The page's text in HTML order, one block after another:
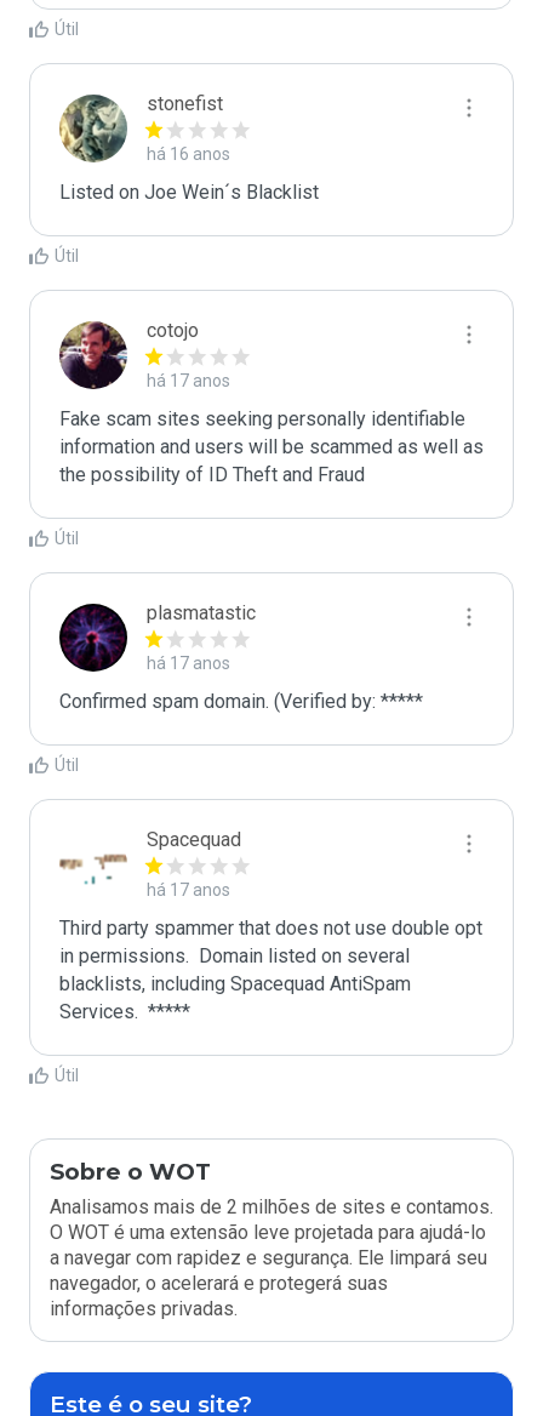
Útil
stonefist
há 16 anos
Listed on Joe Wein´s Blacklist
Útil
cotojo
há 17 anos
Fake scam sites seeking personally identifiable
information and users will be scammed as well as
the possibility of ID Theft and Fraud
Útil
plasmatastic
há 17 anos
Confirmed spam domain. (Verified by: *****
Útil
Spacequad
há 17 anos
Third party spammer that does not use double opt
in permissions.  Domain listed on several
blacklists, including Spacequad AntiSpam
Útil
Sobre o WOT
Analisamos mais de 2 milhões de sites e contamos.
O WOT é uma extensão leve projetada para ajudá-lo
a navegar com rapidez e segurança. Ele limpará seu
navegador, o acelerará e protegerá suas
informações privadas.
Este é o seu site?